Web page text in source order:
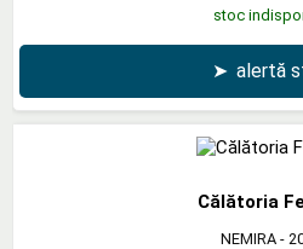
stoc
➤ alertă
Călătoria
NEMIRA -